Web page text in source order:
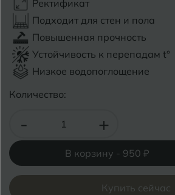
Ректификат
Подходит для стен и пола
Повышенная прочность
Устойчивость к перепадам t°
Низкое водопоглощение
Количество:
- +
В корзину - 950 ₽
Купить сейчас
Бугульма
Бугуруслан
В Великий Новгород
Владимир
Волгоград